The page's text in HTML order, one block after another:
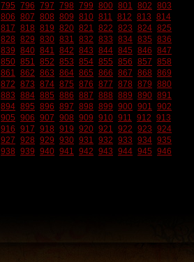
795 796 797 798 799 800 801 802 803
806 807 808 809 810 811 812 813 814
817 818 819 820 821 822 823 824 825
828 829 830 831 832 833 834 835 836
839 840 841 842 843 844 845 846 847
850 851 852 853 854 855 856 857 858
861 862 863 864 865 866 867 868 869
872 873 874 875 876 877 878 879 880
883 884 885 886 887 888 889 890 891
894 895 896 897 898 899 900 901 902
905 906 907 908 909 910 911 912 913
916 917 918 919 920 921 922 923 924
927 928 929 930 931 932 933 934 935
938 939 940 941 942 943 944 945 946